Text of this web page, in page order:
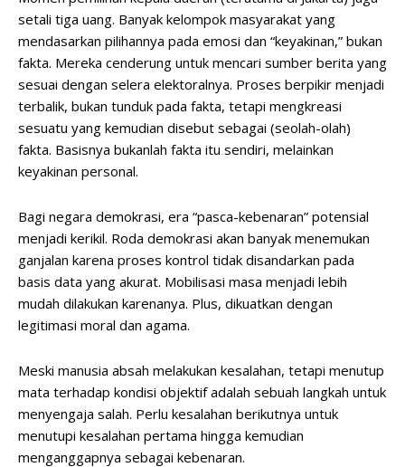
setali tiga uang. Banyak kelompok masyarakat yang
mendasarkan pilihannya pada emosi dan “keyakinan,” bukan
fakta. Mereka cenderung untuk mencari sumber berita yang
sesuai dengan selera elektoralnya. Proses berpikir menjadi
terbalik, bukan tunduk pada fakta, tetapi mengkreasi
sesuatu yang kemudian disebut sebagai (seolah-olah)
fakta. Basisnya bukanlah fakta itu sendiri, melainkan
keyakinan personal.
Bagi negara demokrasi, era “pasca-kebenaran” potensial
menjadi kerikil. Roda demokrasi akan banyak menemukan
ganjalan karena proses kontrol tidak disandarkan pada
basis data yang akurat. Mobilisasi masa menjadi lebih
mudah dilakukan karenanya. Plus, dikuatkan dengan
legitimasi moral dan agama.
Meski manusia absah melakukan kesalahan, tetapi menutup
mata terhadap kondisi objektif adalah sebuah langkah untuk
menyengaja salah. Perlu kesalahan berikutnya untuk
menutupi kesalahan pertama hingga kemudian
menganggapnya sebagai kebenaran.